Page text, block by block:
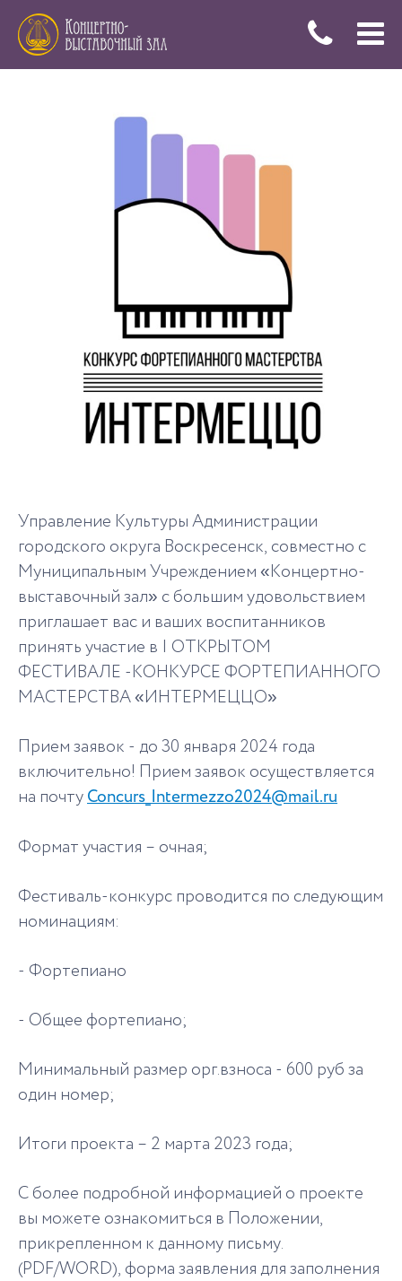
Меню
Управление Культуры Администрации
городского округа Воскресенск, совместно с
Муниципальным Учреждением «Концертно-
выставочный зал» с большим удовольствием
приглашает вас и ваших воспитанников
принять участие в I ОТКРЫТОМ
ФЕСТИВАЛЕ -КОНКУРСЕ ФОРТЕПИАННОГО
МАСТЕРСТВА «ИНТЕРМЕЦЦО»
Прием заявок - до 30 января 2024 года
включительно! Прием заявок осуществляется
на почтуConcurs_Intermezzo2024@mail.ru
Формат участия – очная;
Фестиваль-конкурс проводится по следующим
номинациям:
- Фортепиано
- Общее фортепиано;
Минимальный размер орг.взноса - 600 руб за
один номер;
Итоги проекта – 2 марта 2023 года;
С более подробной информацией о проекте
вы можете ознакомиться в Положении,
прикрепленном к данному письму.
(PDF/WORD), форма заявления для заполнения